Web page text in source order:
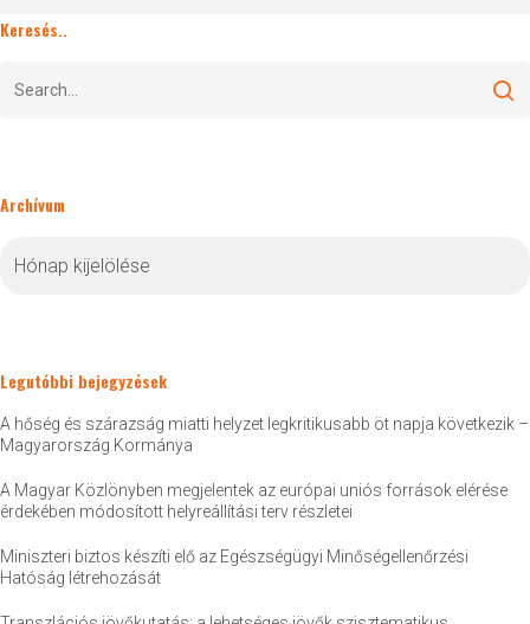
Keresés..
Archívum
Legutóbbi bejegyzések
A hőség és szárazság miatti helyzet legkritikusabb öt napja következik –
Magyarország Kormánya
A Magyar Közlönyben megjelentek az európai uniós források elérése
érdekében módosított helyreállítási terv részletei
Miniszteri biztos készíti elő az Egészségügyi Minőségellenőrzési
Hatóság létrehozását